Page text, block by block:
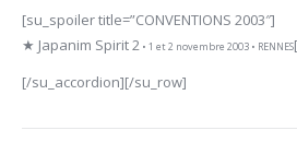
[su_spoiler title=”CONVENTIONS 2003″]
★ Japanim Spirit 2 • 1 et 2 novembre 2003 • RENNES
[/su_accordion][/su_row]